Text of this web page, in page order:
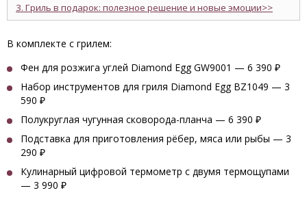
3. Гриль в подарок: полезное решение и новые эмоции>>
В комплекте с грилем:
Фен для розжига углей Diamond Egg GW9001 — 6 390 ₽
Набор инструментов для гриля Diamond Egg BZ1049 — 3
590 ₽
Полукруглая чугунная сковорода-планча — 6 390 ₽
Подставка для приготовления рёбер, мяса или рыбы — 3
290 ₽
Кулинарный цифровой термометр с двумя термощупами
— 3 990 ₽